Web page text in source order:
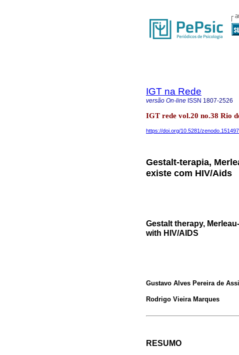
IGT na Rede
versão On-line ISSN 1807-2526
IGT rede vol.20 no.38 Rio
https://doi.org/10.5281/
Gestalt-terapia,
existe com HIV/Aids
Gestalt therapy,
with HIV/AIDS
Gustavo Alves Pereira de
Rodrigo Vieira Marques
RESUMO